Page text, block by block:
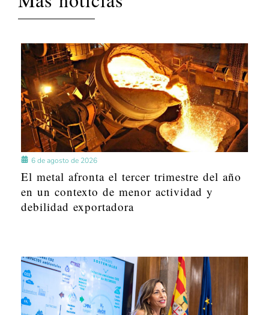
6 de agosto de 2026
El metal afronta el tercer trimestre del año
en un contexto de menor actividad y
debilidad exportadora